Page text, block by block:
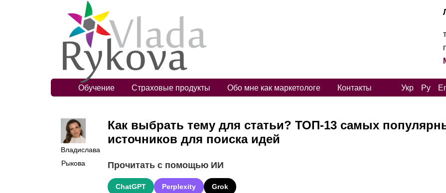
Обучение Страховые продукты Обо мне как маркетологе Контакты Укр Ру
Владислава
Рыкова
Как выбрать тему для статьи? ТОП-13 самых
источников для поиска идей
Прочитать с помощью ИИ
ChatGPT Perplexity Grok